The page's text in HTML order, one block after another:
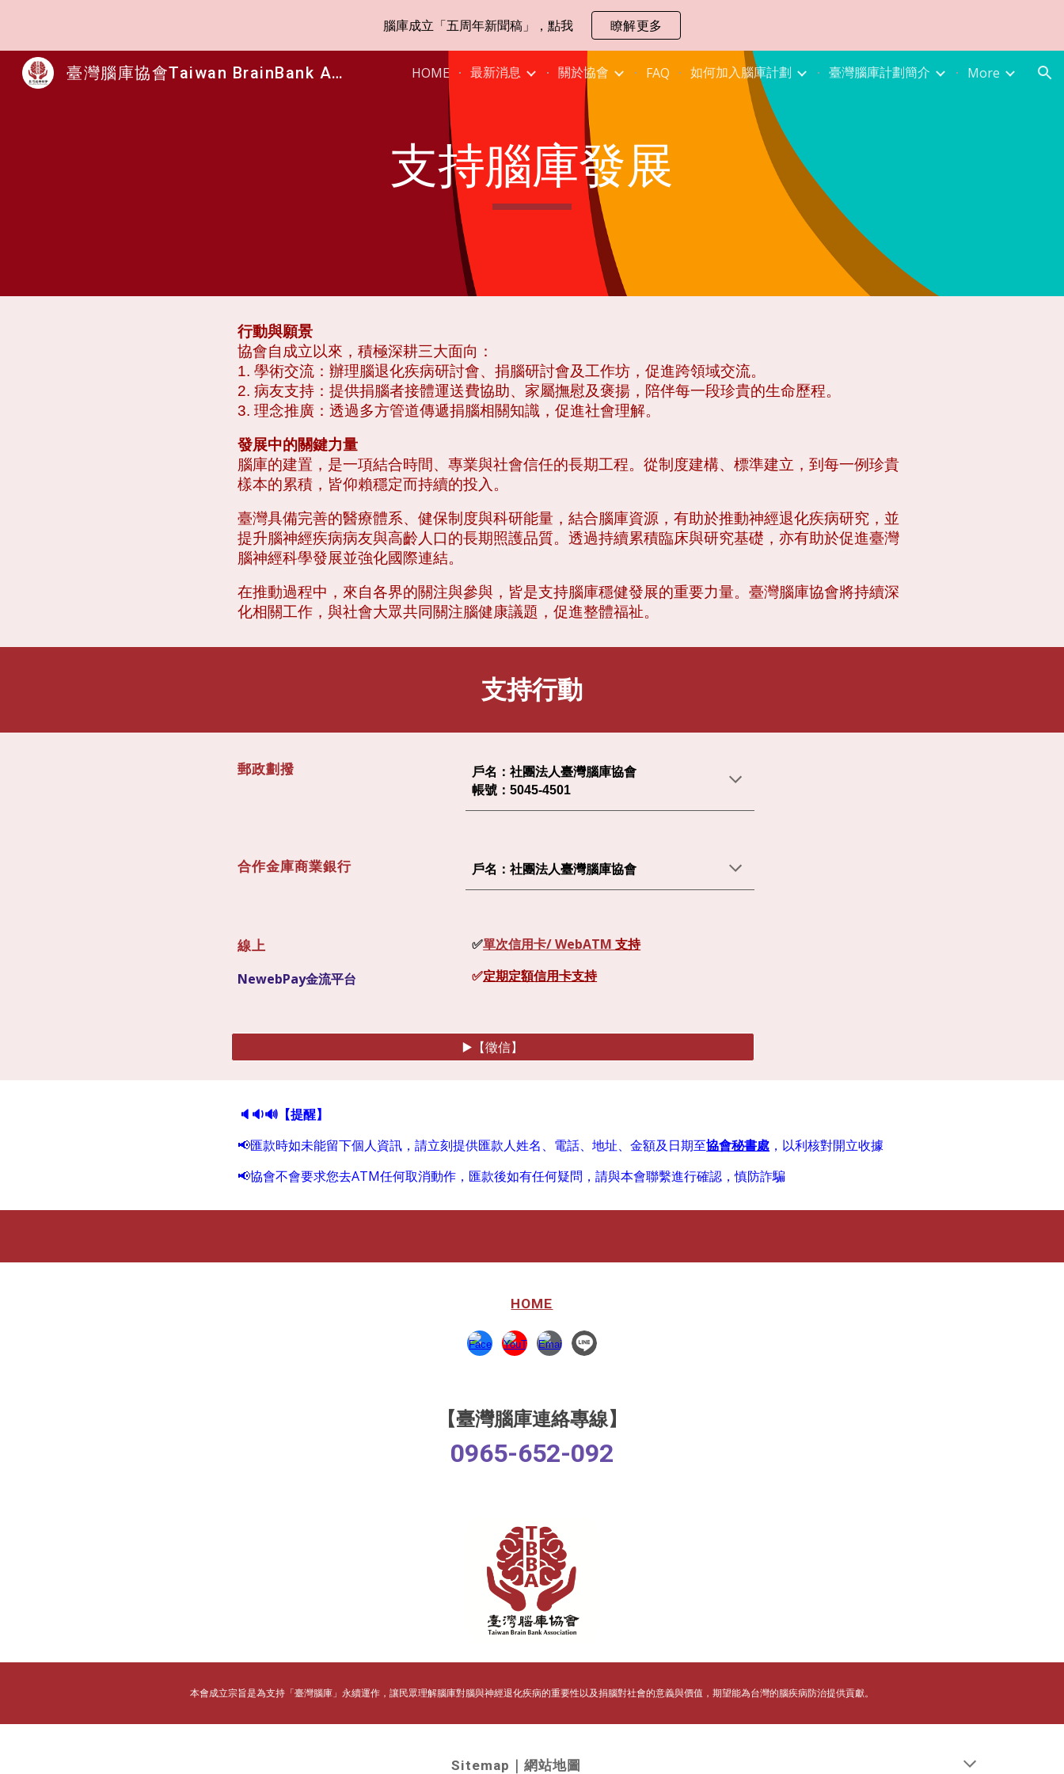
Skip to main content Skip to navigation
腦庫成立「五周年新聞稿」，點我 瞭解更多
臺灣腦庫協會Taiwan BrainBank Assoc. - Brain Donation: A Gift for Future Generations HOME 最新消息 關於協會 FAQ 如何加入腦庫計劃 臺灣腦庫計劃簡介 More
支持腦庫發展
行動與願景
協會自成立以來，積極深耕三大面向：
1. 學術交流：辦理腦退化疾病研討會、捐腦研討會及工作坊，促進跨領域交流。
2. 病友支持：提供捐腦者接體運送費協助、家屬撫慰及褒揚，陪伴每一段珍貴的生命歷程。
3. 理念推廣：透過多方管道傳遞捐腦相關知識，促進社會理解。
發展中的關鍵力量
腦庫的建置，是一項結合時間、專業與社會信任的長期工程。從制度建構、標準建立，到每一例珍貴
樣本的累積，皆仰賴穩定而持續的投入。
臺灣具備完善的醫療體系、健保制度與科研能量，結合腦庫資源，有助於推動神經退化疾病研究，並
提升腦神經疾病病友與高齡人口的長期照護品質。透過持續累積臨床與研究基礎，亦有助於促進臺灣
腦神經科學發展並強化國際連結。
在推動過程中，來自各界的關注與參與，皆是支持腦庫穩健發展的重要力量。臺灣腦庫協會將持續深
化相關工作，與社會大眾共同關注腦健康議題，促進整體福祉。
支持行動
郵政劃撥
戶名：社團法人臺灣腦庫協會
帳號：5045-4501
合作金庫商業銀行 戶名：社團法人臺灣腦庫協會
線上
NewebPay金流平台
✅單次信用卡/ WebATM支持
✅定期定額信用卡支持
▶️【徵信】
🔈🔉🔊 【提醒】
📢匯款時如未能留下個人資訊，請立刻提供匯款人姓名、電話、地址、金額及日期至協會秘書處 ，以利核對開立收據
📢協會不會要求您去ATM任何取消動作，匯款後如有任何疑問，請與本會聯繫進行確認，慎防詐騙
HOME
【臺灣腦庫連絡專線】
0965-652-092
本會成立宗旨是為支持「臺灣腦庫」永續運作，讓民眾理解腦庫對腦與神經退化疾病的重要性以及捐腦對社會的意義與價值，期望能為台灣的腦疾病防治提供貢獻。
Sitemap｜網站地圖